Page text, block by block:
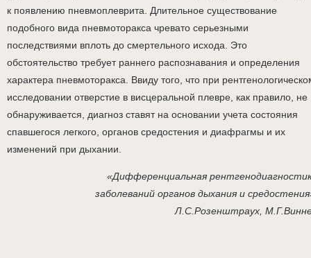
к появлению пневмоплеврита. Длительное существование
подобного вида пневмоторакса чревато серьезными
последствиями вплоть до смертельного исхода. Это
обстоятельство требует раннего распознавания и определения
характера пневмоторакса. Ввиду того, что при
исследовании отверстие в висцеральной плевре, как правило, не
обнаруживается, диагноз ставят на основании учета состояния
спавшегося легкого, органов средостения и диафрагмы и их
изменений при дыхании.
«Дифференциальная
заболеваний органов дыхания и
Л.С.Розенштраух,